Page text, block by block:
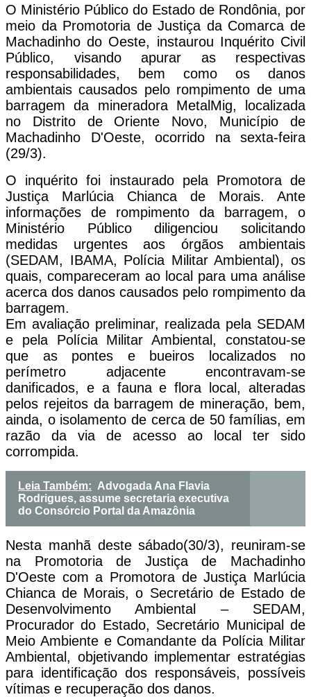
O Ministério Público do Estado de Rondônia, por
meio da Promotoria de Justiça da Comarca de
Machadinho do Oeste, instaurou Inquérito Civil
Público, visando apurar as respectivas
responsabilidades, bem como os danos
ambientais causados pelo rompimento de uma
barragem da mineradora MetalMig, localizada
no Distrito de Oriente Novo, Município de
Machadinho D'Oeste, ocorrido na sexta-feira
(29/3).
O inquérito foi instaurado pela Promotora de
Justiça Marlúcia Chianca de Morais. Ante
informações de rompimento da barragem, o
Ministério Público diligenciou solicitando
medidas urgentes aos órgãos ambientais
(SEDAM, IBAMA, Polícia Militar Ambiental), os
quais, compareceram ao local para uma análise
acerca dos danos causados pelo rompimento da
barragem.
Em avaliação preliminar, realizada pela SEDAM
e pela Polícia Militar Ambiental, constatou-se
que as pontes e bueiros localizados no
perímetro adjacente encontravam-se
danificados, e a fauna e flora local, alteradas
pelos rejeitos da barragem de mineração, bem,
ainda, o isolamento de cerca de 50 famílias, em
razão da via de acesso ao local ter sido
corrompida.
Leia Também: Advogada Ana Flavia
Rodrigues, assume secretaria executiva
do Consórcio Portal da Amazônia
Nesta manhã deste sábado(30/3), reuniram-se
na Promotoria de Justiça de Machadinho
D'Oeste com a Promotora de Justiça Marlúcia
Chianca de Morais, o Secretário de Estado de
Desenvolvimento Ambiental – SEDAM,
Procurador do Estado, Secretário Municipal de
Meio Ambiente e Comandante da Polícia Militar
Ambiental, objetivando implementar estratégias
para identificação dos responsáveis, possíveis
vítimas e recuperação dos danos.